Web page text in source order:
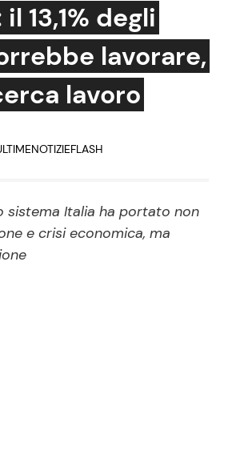
Gossip e TV
Bellezze VIP
Programmi TV
13,1% degli
lavorare,
lavoro
sistema Italia ha portato non
e crisi economica, ma